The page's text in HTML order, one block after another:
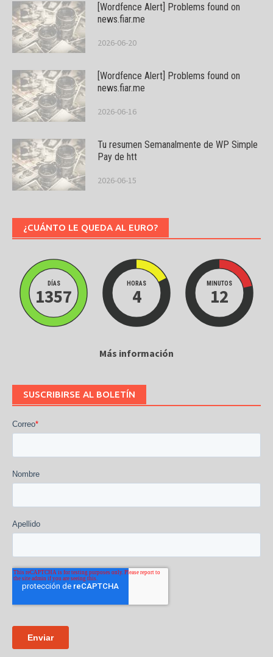
[Wordfence Alert] Problems found on
news.fiar.me
2026-06-20
[Wordfence Alert] Problems found on
news.fiar.me
2026-06-16
Tu resumen Semanalmente de WP Simple
Pay de htt
2026-06-15
¿CUÁNTO LE QUEDA AL EURO?
DÍAS
1357
HORAS
4
MINUTOS
12
Más información
SUSCRIBIRSE AL BOLETÍN